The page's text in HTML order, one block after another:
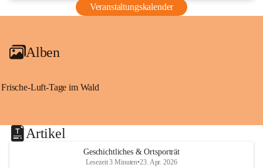
Veranstaltungskalender
Alben
Frische-Luft-Tage im Wald
Artikel
Geschichtliches & Ortsporträt
Lesezeit 3 Minuten•23. Apr. 2026